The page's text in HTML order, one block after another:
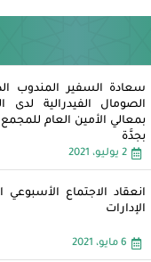
سعادة السفير المندوب
الصومال الفيدرالية لدى
بمعالي الأمين العام للمجمع
بجدَّة
2 يوليو، 2021
انعقاد الاجتماع الأسبوعي
الإدارات
6 مايو، 2021